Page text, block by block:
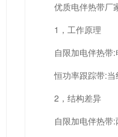
优质电伴热带厂
1，工作原理
自限加电伴热带
恒功率跟踪带:
2，结构差异
自限加电伴热带